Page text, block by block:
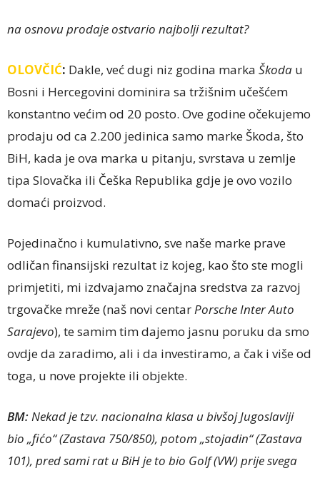
na osnovu prodaje ostvario najbolji rezultat?
OLOVČIĆ: Dakle, već dugi niz godina marka Škoda u
Bosni i Hercegovini dominira sa tržišnim učešćem
konstantno većim od 20 posto. Ove godine očekujemo
prodaju od ca 2.200 jedinica samo marke Škoda, što
BiH, kada je ova marka u pitanju, svrstava u zemlje
tipa Slovačka ili Češka Republika gdje je ovo vozilo
domaći proizvod.
Pojedinačno i kumulativno, sve naše marke prave
odličan finansijski rezultat iz kojeg, kao što ste mogli
primjetiti, mi izdvajamo značajna sredstva za razvoj
trgovačke mreže (naš novi centar Porsche Inter Auto
Sarajevo), te samim tim dajemo jasnu poruku da smo
ovdje da zaradimo, ali i da investiramo, a čak i više od
toga, u nove projekte ili objekte.
BM: Nekad je tzv. nacionalna klasa u bivšoj Jugoslaviji
bio „fićo“ (Zastava 750/850), potom „stojadin“ (Zastava
101), pred sami rat u BiH je to bio Golf (VW) prije svega